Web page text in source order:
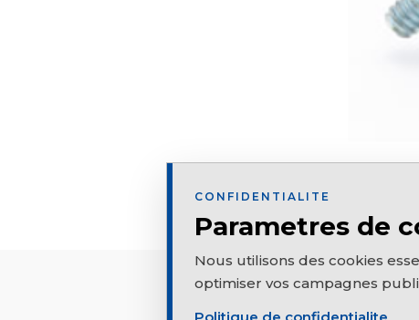
CONFIDENTIALITE
Parametres de
Nous utilisons des cookies
optimiser vos campagnes